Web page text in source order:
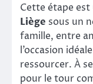
Cette étape
Liège sous un
famille, entre
l’occasion
ressourcer. À
pour le tour